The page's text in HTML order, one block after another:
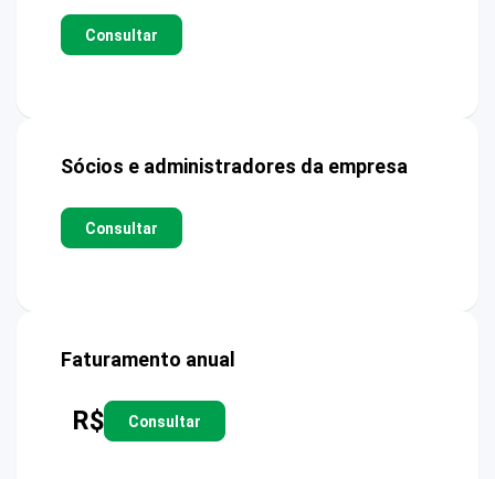
Consultar
Sócios e administradores da empresa
Consultar
Faturamento anual
R$ Consultar